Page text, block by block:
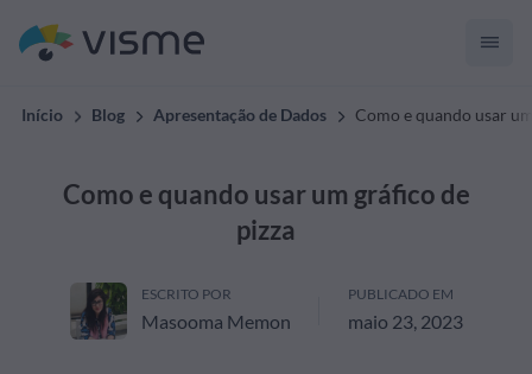
Início Blog Apresentação de Dados Como e quando usar
Como e quando usar um gráfico de
pizza
ESCRITO POR
Masooma Memon
PUBLICADO EM
maio 23, 2023